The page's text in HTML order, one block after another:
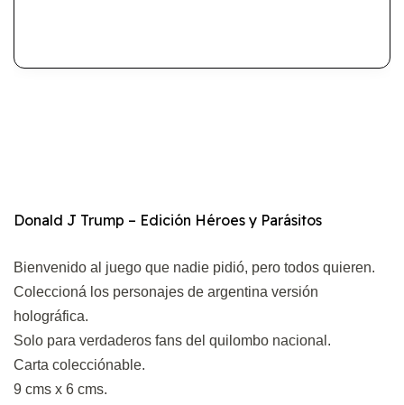
Donald J Trump – Edición Héroes y Parásitos
Bienvenido al juego que nadie pidió, pero todos quieren.
Coleccioná los personajes de argentina versión
holográfica.
Solo para verdaderos fans del quilombo nacional.
Carta colecciónable.
9 cms x 6 cms.